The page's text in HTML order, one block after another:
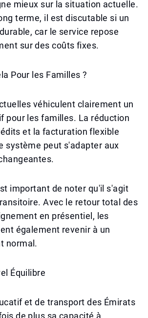
mieux sur la situation actuelle.
terme, il est discutable si un
car le service repose
sur des coûts fixes.
Pour les Familles ?
véhiculent clairement un
pour les familles. La réduction
et la facturation flexible
système peut s'adapter aux
important de noter qu'il s'agit
Avec le retour total des
en présentiel, les
également revenir à un
normal.
Équilibre
et de transport des Émirats
de plus sa capacité à